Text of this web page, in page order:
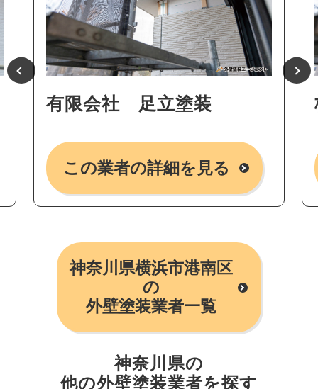
有限会社 足立塗装
この業者の詳細を見る
神奈川県横浜市港南区
の
外壁塗装業者一覧
神奈川県の
他の外壁塗装業者を探す